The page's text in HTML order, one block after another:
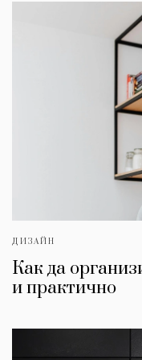
ДИЗАЙН
Как да
и практично